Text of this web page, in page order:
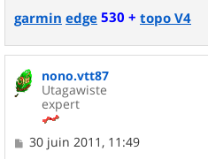
garmin edge530 + topo V4
nono.vtt87
Utagawiste
expert
M
30 juin 2011, 11:49